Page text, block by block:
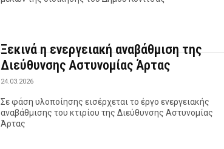
Ξεκινά η ενεργειακή αναβάθμιση της
Διεύθυνσης Αστυνομίας Άρτας
24.03.2026
Σε φάση υλοποίησης εισέρχεται το έργο ενεργειακής
αναβάθμισης του κτιρίου της Διεύθυνσης Αστυνομίας
Άρτας